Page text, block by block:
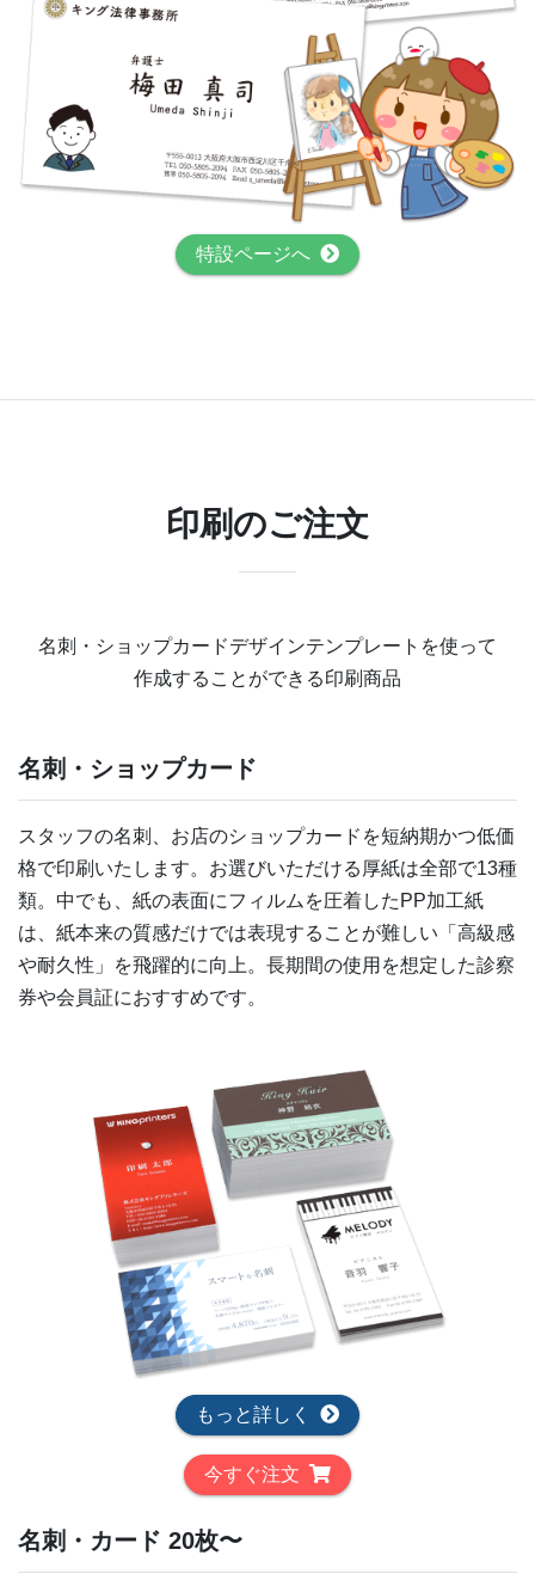
特設ページへ
印刷のご注文
名刺・ショップカードデザインテンプレートを使って
作成することができる印刷商品
名刺・ショップカード
スタッフの名刺、お店のショップカードを短納期かつ低価
格で印刷いたします。お選びいただける厚紙は全部で13種
類。中でも、紙の表面にフィルムを圧着したPP加工紙
は、紙本来の質感だけでは表現することが難しい「高級感
や耐久性」を飛躍的に向上。長期間の使用を想定した診察
券や会員証におすすめです。
もっと詳しく
今すぐ注文
名刺・カード 20枚〜